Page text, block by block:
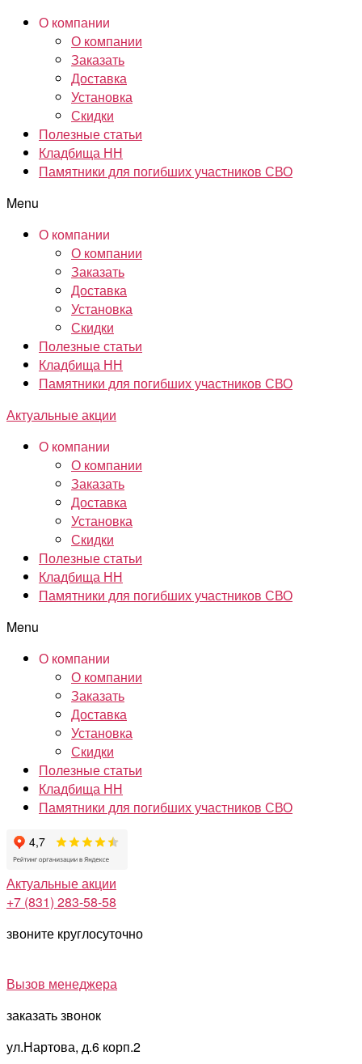
О компании
О компании
Заказать
Доставка
Установка
Скидки
Полезные статьи
Кладбища НН
Памятники для погибших участников СВО
Menu
О компании
О компании
Заказать
Доставка
Установка
Скидки
Полезные статьи
Кладбища НН
Памятники для погибших участников СВО
Актуальные акции
О компании
О компании
Заказать
Доставка
Установка
Скидки
Полезные статьи
Кладбища НН
Памятники для погибших участников СВО
Menu
О компании
О компании
Заказать
Доставка
Установка
Скидки
Полезные статьи
Кладбища НН
Памятники для погибших участников СВО
Актуальные акции
+7 (831) 283-58-58
звоните круглосуточно
Вызов менеджера
заказать звонок
ул.Нартова, д.6 корп.2